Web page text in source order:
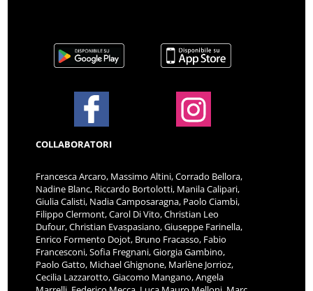
COLLABORATORI
Francesca Arcaro, Massimo Altini, Corrado Bellora,
Nadine Blanc, Riccardo Bortolotti, Manila Calipari,
Giulia Calisti, Nadia Camposaragna, Paolo Ciambi,
Filippo Clermont, Carol Di Vito, Christian Leo
Dufour, Christian Evaspasiano, Giuseppe Farinella,
Enrico Formento Dojot, Bruno Fracasso, Fabio
Francesconi, Sofia Fregnani, Giorgia Gambino,
Paolo Gatto, Michael Ghignone, Marlène Jorrioz,
Cecilia Lazzarotto, Giacomo Mangano, Angela